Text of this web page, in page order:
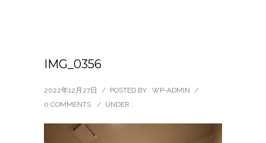
IMG_0356
2022年12月27日 / POSTED BY : WP-ADMIN /
0 COMMENTS
/ UNDER :